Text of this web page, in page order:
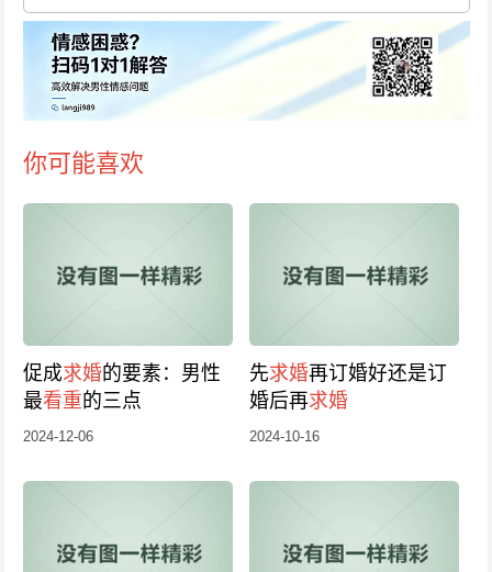
你可能喜欢
促成求婚的要素：男性
最看重的三点
2024-12-06
先求婚再订婚好还是订
婚后再求婚
2024-10-16